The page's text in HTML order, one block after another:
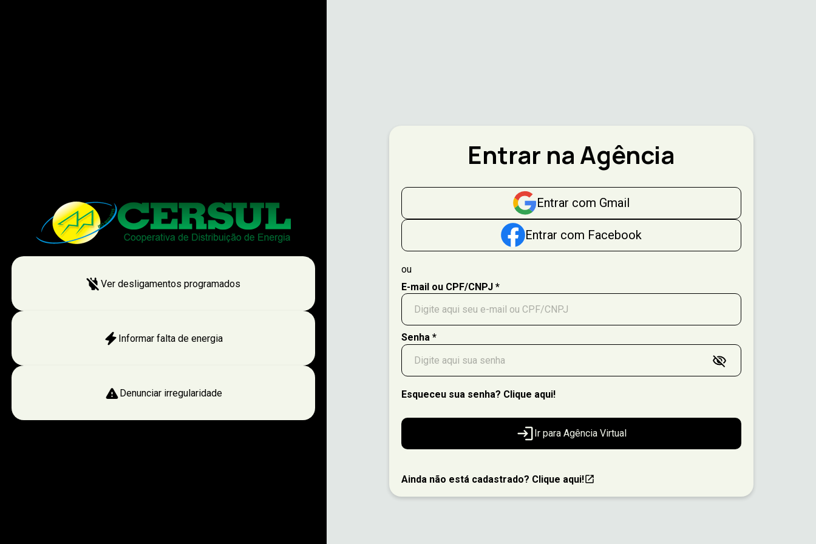
Ver desligamentos programados
Informar falta de energia
Denunciar irregularidade
Entrar na Agência
Entrar com Gmail
Entrar com Facebook
ou
E-mail ou CPF/CNPJ *
Senha *
Esqueceu sua senha? Clique aqui!
Ir para Agência Virtual
Ainda não está cadastrado? Clique aqui!